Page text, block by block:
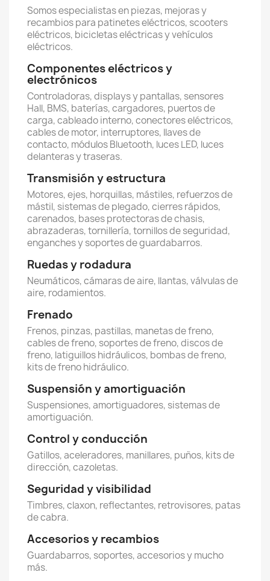
Somos especialistas en piezas, mejoras y
recambios para patinetes eléctricos, scooters
eléctricos, bicicletas eléctricas y vehículos
eléctricos.
Componentes eléctricos y
electrónicos
Controladoras, displays y pantallas, sensores
Hall, BMS, baterías, cargadores, puertos de
carga, cableado interno, conectores eléctricos,
cables de motor, interruptores, llaves de
contacto, módulos Bluetooth, luces LED, luces
delanteras y traseras.
Transmisión y estructura
Motores, ejes, horquillas, mástiles, refuerzos de
mástil, sistemas de plegado, cierres rápidos,
carenados, bases protectoras de chasis,
abrazaderas, tornillería, tornillos de seguridad,
enganches y soportes de guardabarros.
Ruedas y rodadura
Neumáticos, cámaras de aire, llantas, válvulas de
aire, rodamientos.
Frenado
Frenos, pinzas, pastillas, manetas de freno,
cables de freno, soportes de freno, discos de
freno, latiguillos hidráulicos, bombas de freno,
kits de freno hidráulico.
Suspensión y amortiguación
Suspensiones, amortiguadores, sistemas de
amortiguación.
Control y conducción
Gatillos, aceleradores, manillares, puños, kits de
dirección, cazoletas.
Seguridad y visibilidad
Timbres, claxon, reflectantes, retrovisores, patas
de cabra.
Accesorios y recambios
Guardabarros, soportes, accesorios y mucho
más.